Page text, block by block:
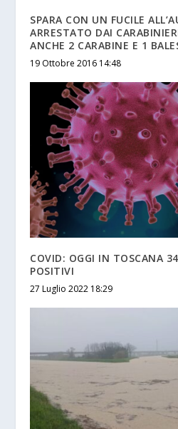
SPARA CON UN FUCILE
ARRESTATO DAI
ANCHE 2 CARABINE E 1
19 Ottobre 2016 14:48
COVID: OGGI IN TOSCANA
POSITIVI
27 Luglio 2022 18:29